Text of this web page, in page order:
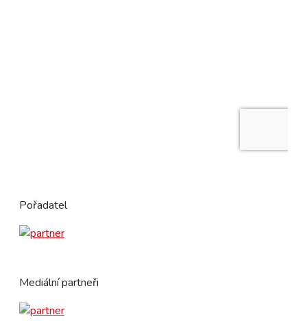
Pořadatel
Mediální partneři